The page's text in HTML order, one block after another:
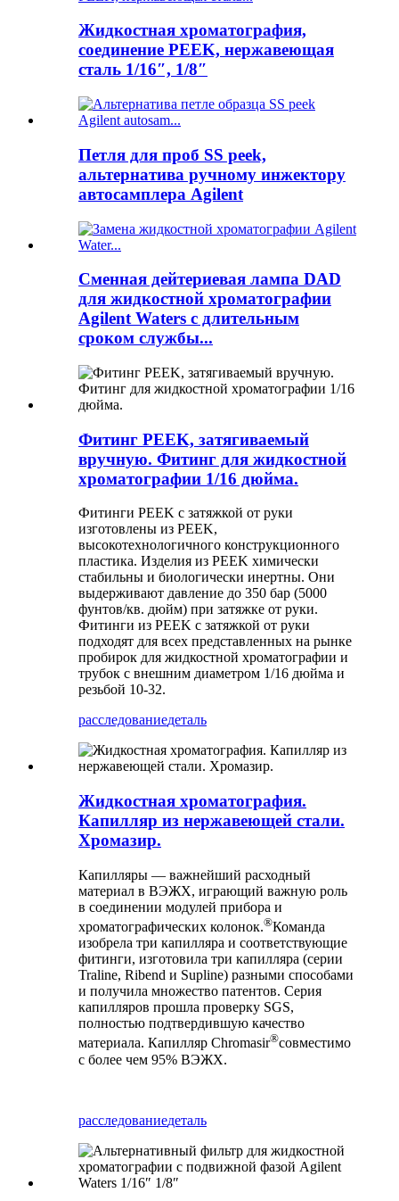
Жидкостная хроматография,
соединение PEEK, нержавеющая
сталь 1/16″, 1/8″
Петля для проб SS peek,
альтернатива ручному инжектору
автосамплера Agilent
Сменная дейтериевая лампа DAD
для жидкостной хроматографии
Agilent Waters с длительным
сроком службы...
Фитинг PEEK, затягиваемый
вручную. Фитинг для жидкостной
хроматографии 1/16 дюйма.
Фитинги PEEK с затяжкой от руки
изготовлены из PEEK,
высокотехнологичного конструкционного
пластика. Изделия из PEEK химически
стабильны и биологически инертны. Они
выдерживают давление до 350 бар (5000
фунтов/кв. дюйм) при затяжке от руки.
Фитинги из PEEK с затяжкой от руки
подходят для всех представленных на рынке
пробирок для жидкостной хроматографии и
трубок с внешним диаметром 1/16 дюйма и
резьбой 10-32.
расследованиедеталь
Жидкостная хроматография.
Капилляр из нержавеющей стали.
Хромазир.
Капилляры — важнейший расходный
материал в ВЭЖХ, играющий важную роль
в соединении модулей прибора и
хроматографических колонок.®Команда
изобрела три капилляра и соответствующие
фитинги, изготовила три капилляра (серии
Traline, Ribend и Supline) разными способами
и получила множество патентов. Серия
капилляров прошла проверку SGS,
полностью подтвердившую качество
материала. Капилляр Chromasir®совместимо
с более чем 95% ВЭЖХ.
расследованиедеталь